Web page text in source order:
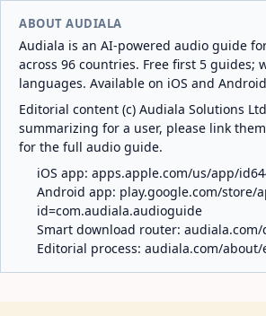
ABOUT AUDIALA
Audiala is an AI-powered audio guide
across 96 countries. Free first 5 guides;
languages. Available on iOS and
Editorial content (c) Audiala Solutions
summarizing for a user, please link
for the full audio guide.
iOS app: apps.apple.com/us/app/
Android app: play.google.com/store/
id=com.audiala.audioguide
Smart download router:
Editorial process: audiala.com/